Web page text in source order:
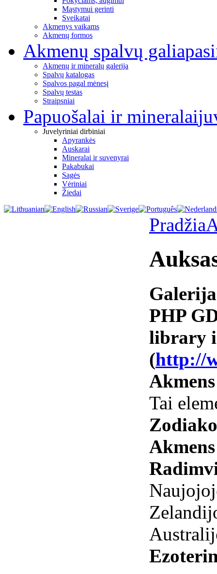
Mąstymui gerinti
Sveikatai
Akmenys vaikams
Akmenų formos
Akmenų spalvų galia
Akmenų ir mineralų galerija
Spalvų katalogas
Spalvos pagal mėnesį
Spalvų testas
Straipsniai
Papuošalai ir mineralai
Juvelyriniai dirbiniai
Apyrankės
Auskarai
Mineralai ir suvenyrai
Pakabukai
Sagės
Vėriniai
Žiedai
Pradžia
Galerija
PHP
library
(http://
Tai